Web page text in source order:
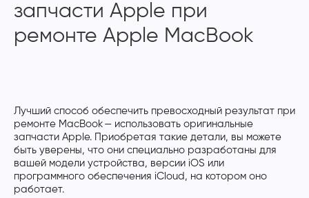
запчасти Apple при
ремонте Apple MacBook
Лучший способ обеспечить превосходный результат при
ремонте MacBook — использовать оригинальные
запчасти Apple. Приобретая такие детали, вы можете
быть уверены, что они специально разработаны для
вашей модели устройства, версии iOS или
программного обеспечения iCloud, на котором оно
работает.